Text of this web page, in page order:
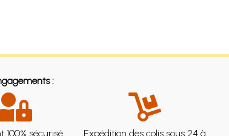
:
100% sécurisé Expédition des colis sous 24 à